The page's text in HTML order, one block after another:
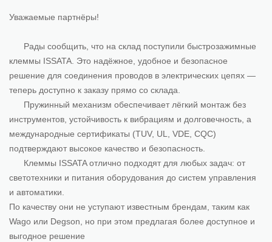
Уважаемые партнёры!
Рады сообщить, что на склад поступили быстрозажимные
клеммы ISSATA. Это надёжное, удобное и безопасное
решение для соединения проводов в электрических цепях —
теперь доступно к заказу прямо со склада.
Пружинный механизм обеспечивает лёгкий монтаж без
инструментов, устойчивость к вибрациям и долговечность, а
международные сертификаты (TUV, UL, VDE, CQC)
подтверждают высокое качество и безопасность.
Клеммы ISSATA отлично подходят для любых задач: от
светотехники и питания оборудования до систем управления
и автоматики.
По качеству они не уступают известным брендам, таким как
Wago или Degson, но при этом предлагая более доступное и
выгодное решение